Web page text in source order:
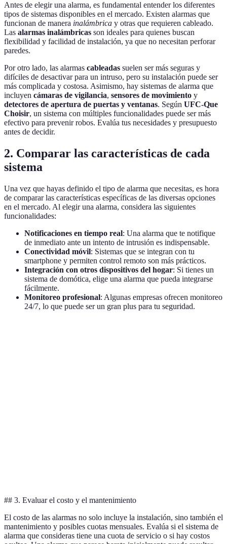
Antes de elegir una alarma, es fundamental entender los diferentes
tipos de sistemas disponibles en el mercado. Existen alarmas que
funcionan de manera inalámbrica y otras que requieren cableado.
Las alarmas inalámbricas son ideales para quienes buscan
flexibilidad y facilidad de instalación, ya que no necesitan perforar
paredes.
Por otro lado, las alarmas cableadas suelen ser más seguras y
difíciles de desactivar para un intruso, pero su instalación puede ser
más complicada y costosa. Asimismo, hay sistemas de alarma que
incluyen cámaras de vigilancia, sensores de movimiento y
detectores de apertura de puertas y ventanas. Según UFC-Que
Choisir, un sistema con múltiples funcionalidades puede ser más
efectivo para prevenir robos. Evalúa tus necesidades y presupuesto
antes de decidir.
2. Comparar las características de cada
sistema
Una vez que hayas definido el tipo de alarma que necesitas, es hora
de comparar las características específicas de las diversas opciones
en el mercado. Al elegir una alarma, considera las siguientes
funcionalidades:
Notificaciones en tiempo real: Una alarma que te notifique
de inmediato ante un intento de intrusión es indispensable.
Conectividad móvil: Sistemas que se integran con tu
smartphone y permiten control remoto son más prácticos.
Integración con otros dispositivos del hogar: Si tienes un
sistema de domótica, elige una alarma que pueda integrarse
fácilmente.
Monitoreo profesional: Algunas empresas ofrecen monitoreo
24/7, lo que puede ser un gran plus para tu seguridad.
## 3. Evaluar el costo y el mantenimiento
El costo de las alarmas no solo incluye la instalación, sino también el
mantenimiento y posibles cuotas mensuales. Evalúa si el sistema de
alarma que consideras tiene una cuota de servicio o si hay costos